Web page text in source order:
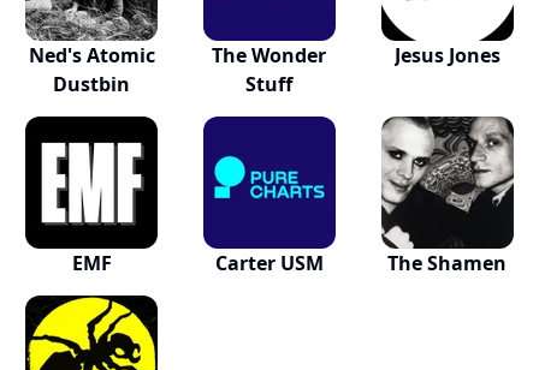
Ned's Atomic
Dustbin
The Wonder
Stuff
Jesus Jones
EMF Carter USM The Shamen